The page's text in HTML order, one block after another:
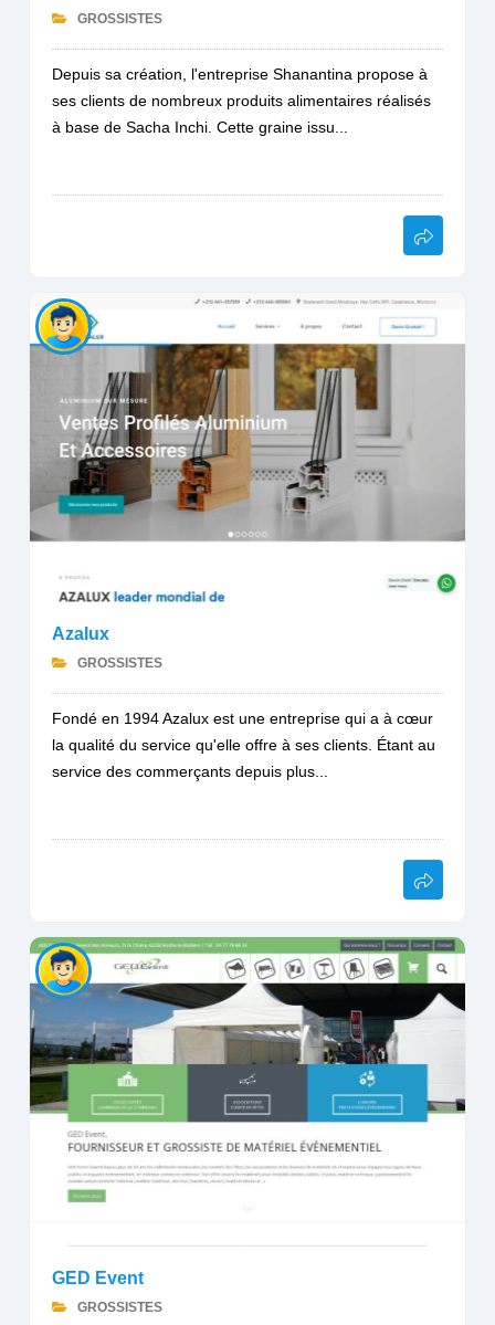
GROSSISTES
Depuis sa création, l'entreprise Shanantina propose à
ses clients de nombreux produits alimentaires réalisés
à base de Sacha Inchi. Cette graine issu...
Azalux
GROSSISTES
Fondé en 1994 Azalux est une entreprise qui a à cœur
la qualité du service qu'elle offre à ses clients. Étant au
service des commerçants depuis plus...
GED Event
GROSSISTES